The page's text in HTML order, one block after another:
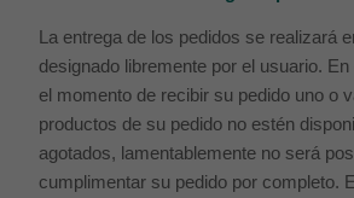
La entrega de los pedidos se realizará
designado libremente por el usuario.
el momento de recibir su pedido uno o
productos de su pedido no estén
agotados, lamentablemente no será
cumplimentar su pedido por completo.